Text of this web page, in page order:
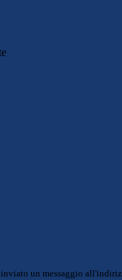
inviato un messaggio